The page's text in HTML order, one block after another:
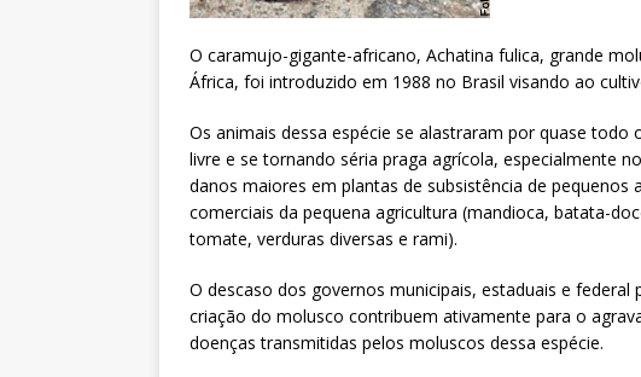
O caramujo-gigante-africano, Achatina fulica, grande
África, foi introduzido em 1988 no Brasil visando ao
Os animais dessa espécie se alastraram por quase todo
livre e se tornando séria praga agrícola, especialmente
danos maiores em plantas de subsistência de
comerciais da pequena agricultura (mandioca, batata-
tomate, verduras diversas e rami).
O descaso dos governos municipais, estaduais e
criação do molusco contribuem ativamente para o
doenças transmitidas pelos moluscos dessa espécie.